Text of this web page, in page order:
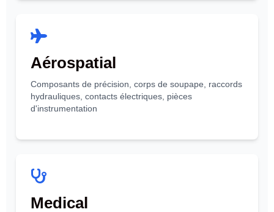
Aérospatial
Composants de précision, corps de soupape, raccords
hydrauliques, contacts électriques, pièces
d'instrumentation
Medical